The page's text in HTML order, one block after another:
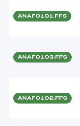
ANAF0101.FFS
ANAF0103.FFS
ANAF0102.FFS